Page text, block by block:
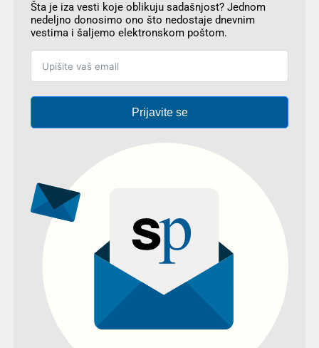
Šta je iza vesti koje oblikuju sadašnjost? Jednom
nedeljno donosimo ono što nedostaje dnevnim
vestima i šaljemo elektronskom poštom.
Prijavite se